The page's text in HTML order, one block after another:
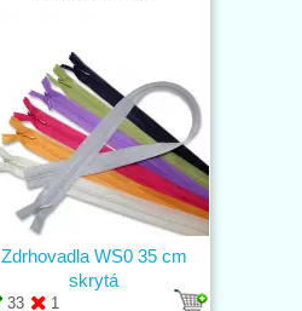
33 1
Zdrhovadla WS0 35 cm
skrytá